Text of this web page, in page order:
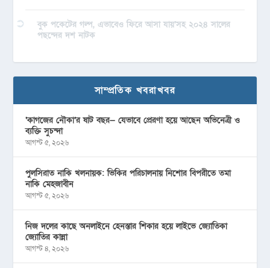
বুক পকেটের গল্প, এভাবেও ফিরে আসা যায়’সহ ২০২৪ সালের
পছন্দের দশ নাটক
সাম্প্রতিক খবরাখবর
‘কাগজের নৌকা’র ষাট বছর— যেভাবে প্রেরণা হয়ে আছেন অভিনেত্রী ও
ব্যক্তি সুচন্দা
আগস্ট ৫, ২০২৬
পুলসিরাত নাকি খলনায়ক: ভিকির পরিচালনায় নিশোর বিপরীতে তমা
নাকি মেহজাবীন
আগস্ট ৫, ২০২৬
নিজ দলের কাছে অনলাইনে হেনস্তার শিকার হয়ে লাইভে জ্যোতিকা
জ্যোতির কান্না
আগস্ট ৪, ২০২৬